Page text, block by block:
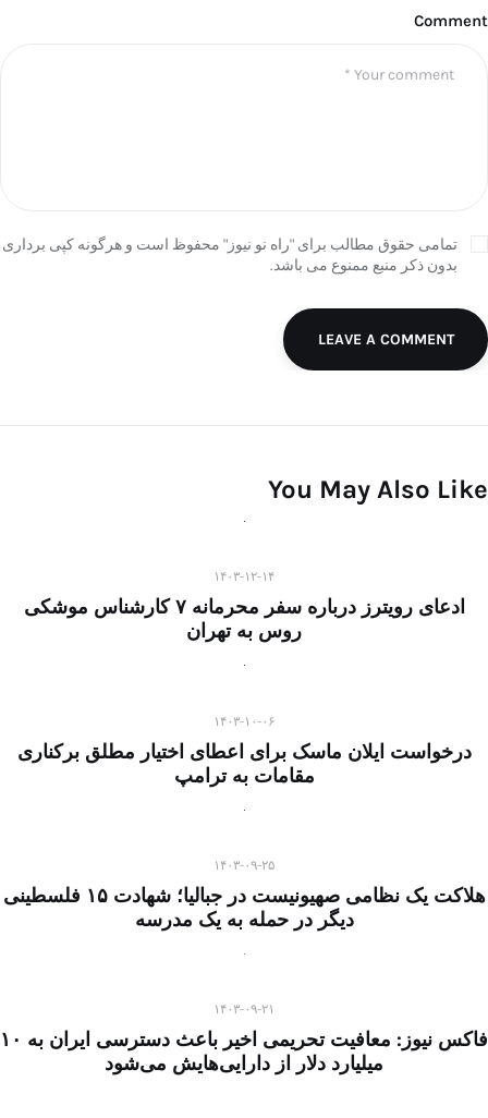
Comment
تمامی حقوق مطالب برای "راه نو نیوز" محفوظ است و هرگونه کپی برداری
بدون ذکر منبع ممنوع می باشد.
LEAVE A COMMENT
You May Also Like
۱۴۰۳-۱۲-۱۴
ادعای رویترز درباره سفر محرمانه ۷ کارشناس موشکی
روس به تهران
۱۴۰۳-۱۰-۰۶
درخواست ایلان ماسک برای اعطای اختیار مطلق برکناری
مقامات به ترامپ
۱۴۰۳-۰۹-۲۵
هلاکت یک نظامی صهیونیست در جبالیا؛ شهادت ۱۵ فلسطینی
دیگر در حمله به یک مدرسه
۱۴۰۳-۰۹-۲۱
فاکس نیوز: معافیت تحریمی اخیر باعث دسترسی ایران به ۱۰
میلیارد دلار از دارایی‌هایش می‌شود